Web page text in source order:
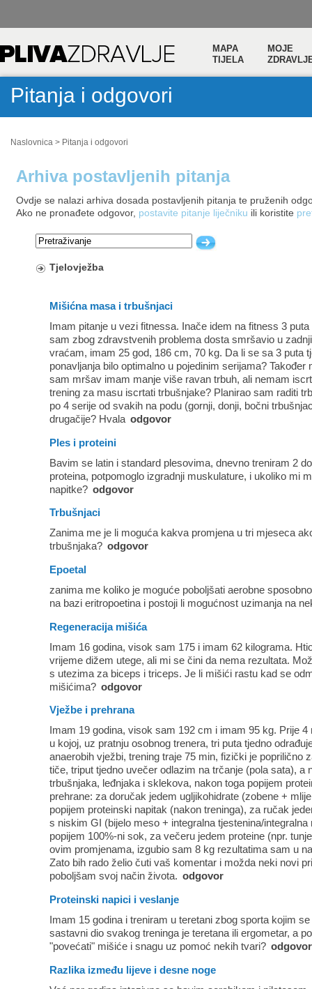
MAPA
TIJELA
MOJE
Pitanja i odgovori
Naslovnica > Pitanja i odgovori
Arhiva postavljenih pitanja
Ovdje se nalazi arhiva dosada postavljenih pitanja te pruženih
Ako ne pronađete odgovor, postavite pitanje liječniku ili koristite
Tjelovježba
Mišićna masa i trbušnjaci
Imam pitanje u vezi fitnessa. Inače idem na fitness 3
sam zbog zdravstvenih problema dosta smršavio u
vraćam, imam 25 god, 186 cm, 70 kg. Da li se sa 3 puta
ponavljanja bilo optimalno u pojedinim serijama?
sam mršav imam manje više ravan trbuh, ali nemam
trening za masu iscrtati trbušnjake? Planirao sam raditi
po 4 serije od svakih na podu (gornji, donji, bočni
drugačije? Hvala odgovor
Ples i proteini
Bavim se latin i standard plesovima, dnevno treniram 2
proteina, potpomoglo izgradnji muskulature, i ukoliko mi
napitke? odgovor
Trbušnjaci
Zanima me je li moguća kakva promjena u tri mjeseca
trbušnjaka? odgovor
Epoetal
zanima me koliko je moguće poboljšati aerobne
na bazi eritropoetina i postoji li mogućnost uzimanja na
Regeneracija mišića
Imam 16 godina, visok sam 175 i imam 62 kilograma.
vrijeme dižem utege, ali mi se čini da nema rezultata.
s utezima za biceps i triceps. Je li mišići rastu kad se
mišićima? odgovor
Vježbe i prehrana
Imam 19 godina, visok sam 192 cm i imam 95 kg. Prije
u kojoj, uz pratnju osobnog trenera, tri puta tjedno
anaerobih vježbi, trening traje 75 min, fizički je poprilično
tiče, triput tjedno uvečer odlazim na trčanje (pola sata), a
trbušnjaka, leđnjaka i sklekova, nakon toga popijem
prehrane: za doručak jedem ugljikohidrate (zobene +
popijem proteinski napitak (nakon treninga), za ručak
s niskim GI (bijelo meso + integralna tjestenina/
popijem 100%-ni sok, za večeru jedem proteine (npr.
ovim promjenama, izgubio sam 8 kg rezultatima sam u
Zato bih rado želio čuti vaš komentar i možda neki novi
poboljšam svoj način života. odgovor
Proteinski napici i veslanje
Imam 15 godina i treniram u teretani zbog sporta kojim
sastavni dio svakog treninga je teretana ili ergometar, a
"povećati" mišiće i snagu uz pomoć nekih tvari? odgovor
Razlika između lijeve i desne noge